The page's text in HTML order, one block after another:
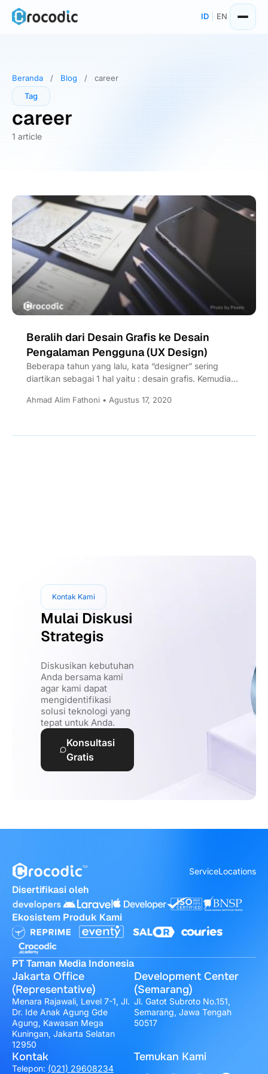
Skip
ID EN
Beranda / Blog /
career
Tag
career
1 article
Beralih dari Desain Grafis ke Desain
Pengalaman Pengguna (UX Design)
Beberapa tahun yang lalu, kata “designer” sering
diartikan sebagai 1 hal yaitu : desain grafis. Kemudian
Ahmad Alim Fathoni • Agustus 17, 2020
Kontak Kami
Mulai Diskusi
Strategis
Diskusikan kebutuhan
Anda bersama kami
agar kami dapat
mengidentifikasi
solusi teknologi yang
tepat untuk Anda.
Konsultasi
Gratis
ServiceLocations
Disertifikasi oleh
Ekosistem Produk Kami
PT Taman Media Indonesia
Jakarta Office
(Representative)
Menara Rajawali, Level 7-1, Jl.
Dr. Ide Anak Agung Gde
Agung, Kawasan Mega
Kuningan, Jakarta Selatan
12950
Development Center
(Semarang)
Jl. Gatot Subroto No.151,
Semarang, Jawa Tengah
50517
Kontak
Telepon: (021) 29608234
Temukan Kami